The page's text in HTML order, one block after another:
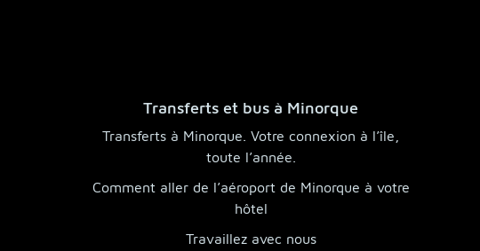
Transferts et bus à Minorque
Transferts à Minorque. Votre connexion à l’île,
toute l’année.
Comment aller de l’aéroport de Minorque à votre
hôtel
Travaillez avec nous